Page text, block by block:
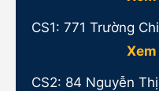
CS1: 771 Trường
CS2: 84 Nguyễn